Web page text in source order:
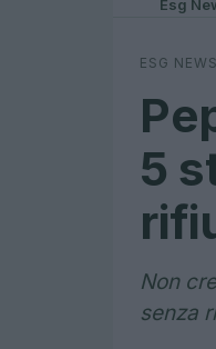
Esg
ESG NEWS
5
Non
senza